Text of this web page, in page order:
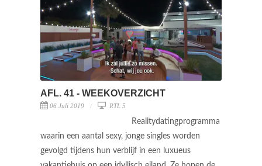
AFL. 41 - WEEKOVERZICHT
06 Juli 2019 RTL 5
Realitydatingprogramma
waarin een aantal sexy, jonge singles worden
gevolgd tijdens hun verblijf in een luxueus